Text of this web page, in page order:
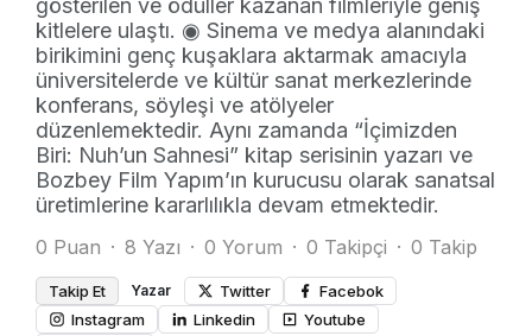
gösterilen ve ödüller kazanan filmleriyle geniş
kitlelere ulaştı. ◉ Sinema ve medya alanındaki
birikimini genç kuşaklara aktarmak amacıyla
üniversitelerde ve kültür sanat merkezlerinde
konferans, söyleşi ve atölyeler
düzenlemektedir. Aynı zamanda “İçimizden
Biri: Nuh’un Sahnesi” kitap serisinin yazarı ve
Bozbey Film Yapım’ın kurucusu olarak sanatsal
üretimlerine kararlılıkla devam etmektedir.
0 Puan 8 Yazı 0 Yorum 0 Takipçi 0 Takip
Takip Et Yazar Twitter
Facebok
Instagram
Linkedin
Youtube